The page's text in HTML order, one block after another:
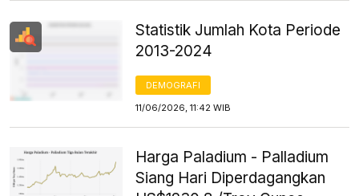
Statistik Jumlah Kota Periode
2013-2024
DEMOGRAFI
11/06/2026, 11:42 WIB
Harga Paladium - Palladium
Siang Hari Diperdagangkan